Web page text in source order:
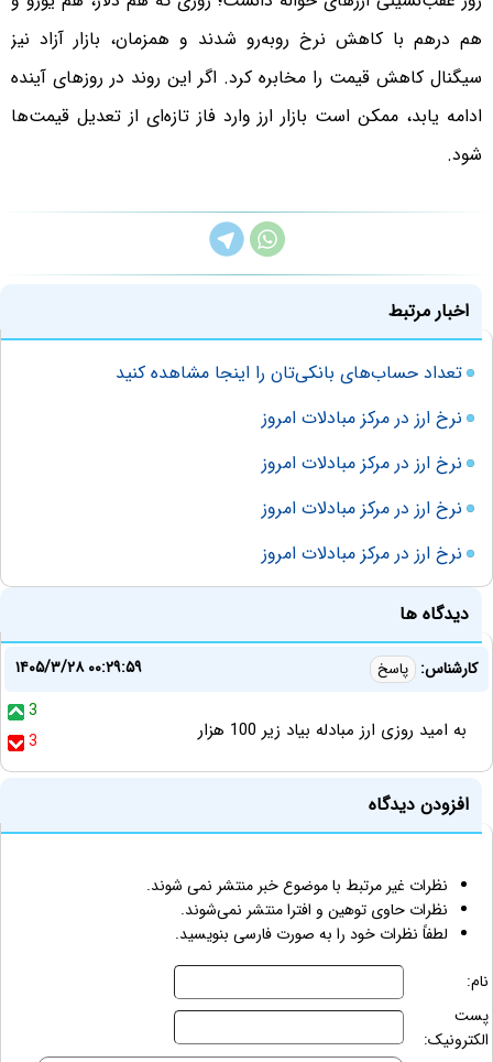
هم درهم با کاهش نرخ روبه‌رو شدند و همزمان، بازار آزاد نیز
سیگنال کاهش قیمت را مخابره کرد. اگر این روند در روزهای آینده
ادامه یابد، ممکن است بازار ارز وارد فاز تازه‌ای از تعدیل قیمت‌ها
شود.
اخبار مرتبط
تعداد حساب‌های بانکی‌تان را اینجا مشاهده کنید
نرخ ارز در مرکز مبادلات امروز
نرخ ارز در مرکز مبادلات امروز
نرخ ارز در مرکز مبادلات امروز
نرخ ارز در مرکز مبادلات امروز
دیدگاه ها
کارشناس: پاسخ
۱۴۰۵/۳/۲۸ ۰۰:۲۹:۵۹
3
3
به امید روزی ارز مبادله بیاد زیر 100 هزار
افزودن دیدگاه
نظرات غیر مرتبط با موضوع خبر منتشر نمی شوند.
نظرات حاوی توهین و افترا منتشر نمی‌شوند.
لطفاً نظرات خود را به صورت فارسی بنویسید.
نام:
پست
الکترونیک: